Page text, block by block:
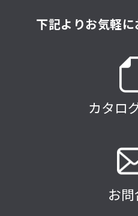
下記よりお気軽
カタロ
お